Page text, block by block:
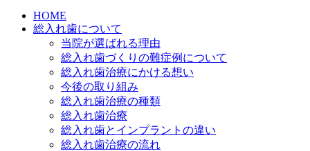
HOME
総入れ歯について
当院が選ばれる理由
総入れ歯づくりの難症例について
総入れ歯治療にかける想い
今後の取り組み
総入れ歯治療の種類
総入れ歯治療
総入れ歯とインプラントの違い
総入れ歯治療の流れ